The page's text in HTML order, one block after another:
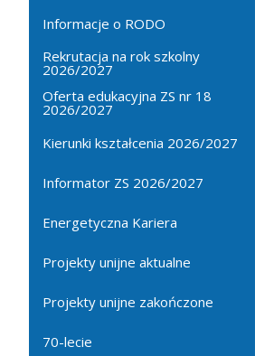
Informacje o RODO
Rekrutacja na rok szkolny
2026/2027
Oferta edukacyjna ZS nr 18
2026/2027
Kierunki kształcenia 2026/2027
Informator ZS 2026/2027
Energetyczna Kariera
Projekty unijne aktualne
Projekty unijne zakończone
70-lecie